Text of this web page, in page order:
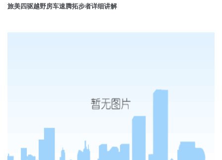
旅美四驱越野房车速腾拓步者详细讲解